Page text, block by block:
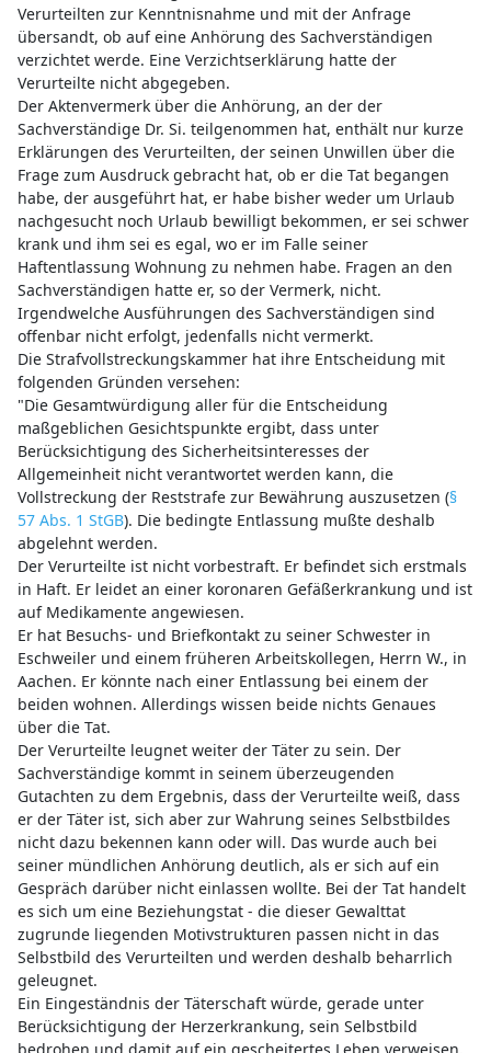
Verurteilten zur Kenntnisnahme und mit der Anfrage
übersandt, ob auf eine Anhörung des Sachverständigen
verzichtet werde. Eine Verzichtserklärung hatte der
Verurteilte nicht abgegeben.
Der Aktenvermerk über die Anhörung, an der der
Sachverständige Dr. Si. teilgenommen hat, enthält nur kurze
Erklärungen des Verurteilten, der seinen Unwillen über die
Frage zum Ausdruck gebracht hat, ob er die Tat begangen
habe, der ausgeführt hat, er habe bisher weder um Urlaub
nachgesucht noch Urlaub bewilligt bekommen, er sei schwer
krank und ihm sei es egal, wo er im Falle seiner
Haftentlassung Wohnung zu nehmen habe. Fragen an den
Sachverständigen hatte er, so der Vermerk, nicht.
Irgendwelche Ausführungen des Sachverständigen sind
offenbar nicht erfolgt, jedenfalls nicht vermerkt.
Die Strafvollstreckungskammer hat ihre Entscheidung mit
folgenden Gründen versehen:
"Die Gesamtwürdigung aller für die Entscheidung
maßgeblichen Gesichtspunkte ergibt, dass unter
Berücksichtigung des Sicherheitsinteresses der
Allgemeinheit nicht verantwortet werden kann, die
Vollstreckung der Reststrafe zur Bewährung auszusetzen (§
57 Abs. 1 StGB). Die bedingte Entlassung mußte deshalb
abgelehnt werden.
Der Verurteilte ist nicht vorbestraft. Er befindet sich erstmals
in Haft. Er leidet an einer koronaren Gefäßerkrankung und ist
auf Medikamente angewiesen.
Er hat Besuchs- und Briefkontakt zu seiner Schwester in
Eschweiler und einem früheren Arbeitskollegen, Herrn W., in
Aachen. Er könnte nach einer Entlassung bei einem der
beiden wohnen. Allerdings wissen beide nichts Genaues
über die Tat.
Der Verurteilte leugnet weiter der Täter zu sein. Der
Sachverständige kommt in seinem überzeugenden
Gutachten zu dem Ergebnis, dass der Verurteilte weiß, dass
er der Täter ist, sich aber zur Wahrung seines Selbstbildes
nicht dazu bekennen kann oder will. Das wurde auch bei
seiner mündlichen Anhörung deutlich, als er sich auf ein
Gespräch darüber nicht einlassen wollte. Bei der Tat handelt
es sich um eine Beziehungstat - die dieser Gewalttat
zugrunde liegenden Motivstrukturen passen nicht in das
Selbstbild des Verurteilten und werden deshalb beharrlich
geleugnet.
Ein Eingeständnis der Täterschaft würde, gerade unter
Berücksichtigung der Herzerkrankung, sein Selbstbild
bedrohen und damit auf ein gescheitertes Leben verweisen.